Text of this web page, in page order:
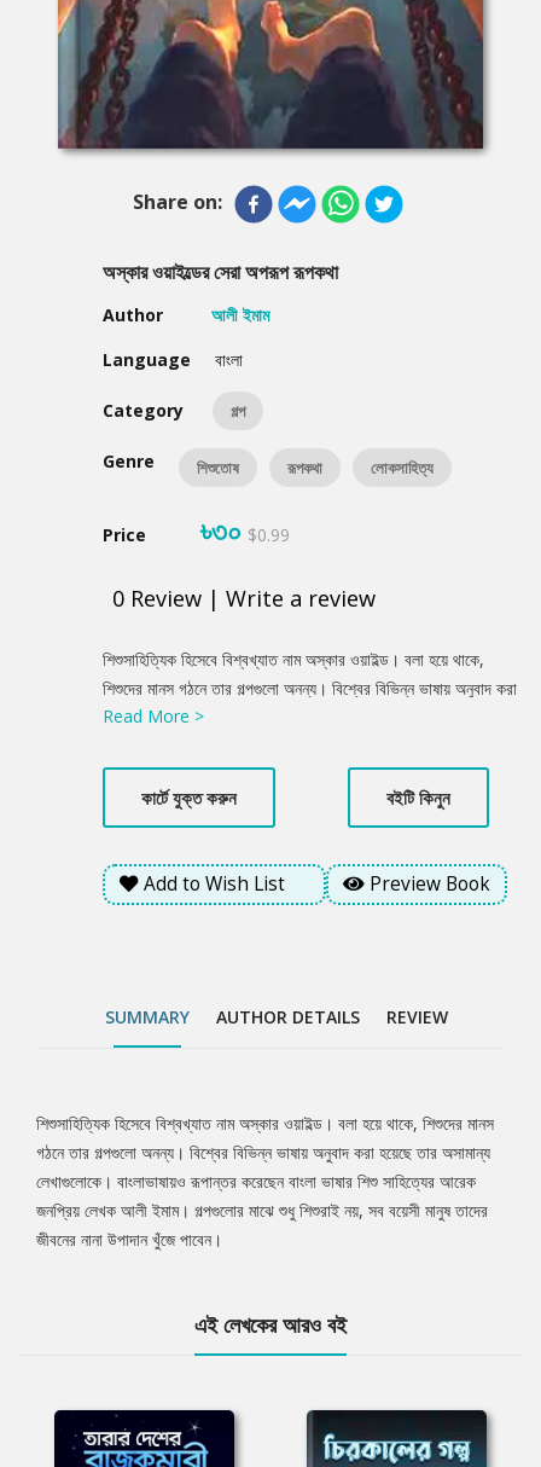
Share on:
অস্কার ওয়াইল্ডের সেরা অপরূপ রূপকথা
Author
আলী ইমাম
Language
বাংলা
Category গল্প
Genre শিশুতোষ রূপকথা লোকসাহিত্য
Price ৳৩০ $0.99
0 Review | Write a review
Product
Summery
শিশুসাহিত্যিক হিসেবে বিশ্বখ্যাত নাম অস্কার ওয়াইল্ড। বলা হয়ে থাকে,
শিশুদের মানস গঠনে তার গল্পগুলো অনন্য। বিশ্বের বিভিন্ন ভাষায় অনুবাদ করা
হয়েছে তার অসামান্য লেখাগুলোকে। বাংলাভাষায়ও রূপান্তর করেছেন বাংলা
শিশুরাই নয়, সব বয়েসী মানুষ তাদের জীবনের নানা উপাদান খুঁজে পাবেন।
Read More >
কার্টে যুক্ত করুন বইটি কিনুন
Add to Wish List Preview Book
SUMMARY AUTHOR DETAILS REVIEW
Tab
Article
শিশুসাহিত্যিক হিসেবে বিশ্বখ্যাত নাম অস্কার ওয়াইল্ড। বলা হয়ে থাকে, শিশুদের মানস
গঠনে তার গল্পগুলো অনন্য। বিশ্বের বিভিন্ন ভাষায় অনুবাদ করা হয়েছে তার অসামান্য
লেখাগুলোকে। বাংলাভাষায়ও রূপান্তর করেছেন বাংলা ভাষার শিশু সাহিত্যের আরেক
জনপ্রিয় লেখক আলী ইমাম। গল্পগুলোর মাঝে শুধু শিশুরাই নয়, সব বয়েসী মানুষ তাদের
জীবনের নানা উপাদান খুঁজে পাবেন।
এই লেখকের আরও বই